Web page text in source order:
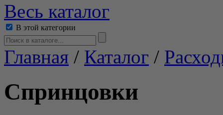
Весь каталог
В этой категории
Главная / Каталог /
Спринцовки